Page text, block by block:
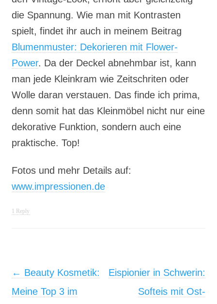
die Spannung. Wie man mit Kontrasten
spielt, findet ihr auch in meinem Beitrag
Blumenmuster: Dekorieren mit Flower-
Power. Da der Deckel abnehmbar ist, kann
man jede Kleinkram wie Zeitschriten oder
Wolle daran verstauen. Das finde ich prima,
denn somit hat das Kleinmöbel nicht nur eine
dekorative Funktion, sondern auch eine
praktische. Top!
Fotos und mehr Details auf:
www.impressionen.de
1 Reply
Post navigation
← Beauty Kosmetik:
Meine Top 3 im
Eispionier in Schwerin:
Softeis mit Ost-